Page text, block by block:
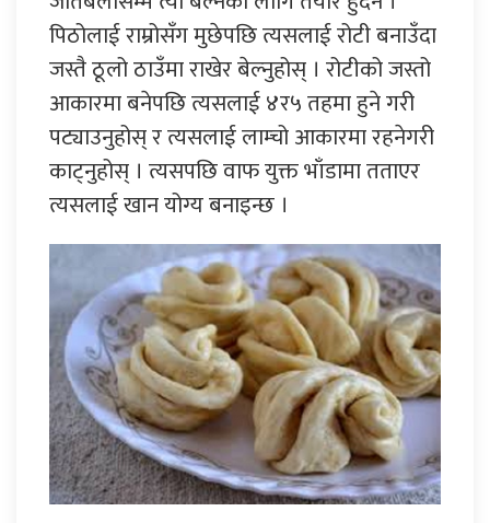
पिठोलाई राम्रोसँग मुछेपछि त्यसलाई रोटी बनाउँदा
जस्तै ठूलो ठाउँमा राखेर बेल्नुहोस् । रोटीको जस्तो
आकारमा बनेपछि त्यसलाई ४र५ तहमा हुने गरी
पट्याउनुहोस् र त्यसलाई लाम्चो आकारमा रहनेगरी
काट्नुहोस् । त्यसपछि वाफ युक्त भाँडामा तताएर
त्यसलाई खान योग्य बनाइन्छ ।